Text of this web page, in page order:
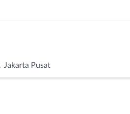
Jakarta Pusat